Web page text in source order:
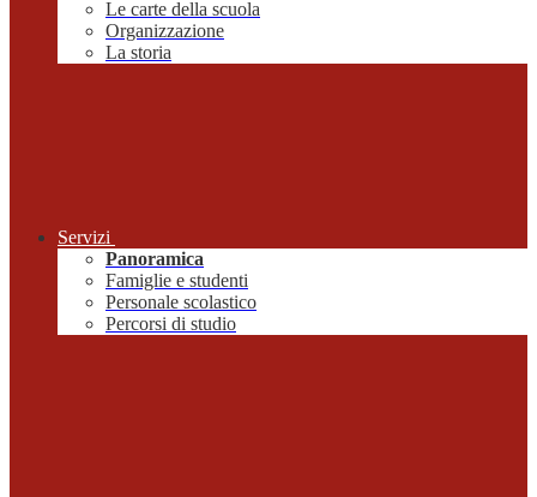
Le carte della scuola
Organizzazione
La storia
Servizi
Panoramica
Famiglie e studenti
Personale scolastico
Percorsi di studio